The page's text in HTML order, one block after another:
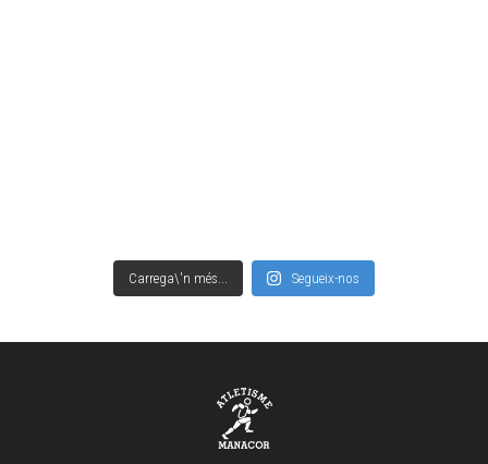
Carrega\'n més... Segueix-nos